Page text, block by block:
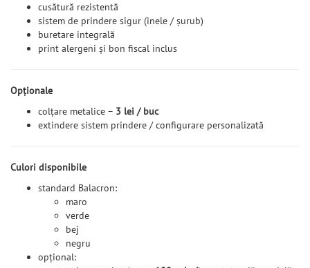
cusătură rezistentă
sistem de prindere sigur (inele / șurub)
buretare integrală
print alergeni și bon fiscal inclus
Opționale
colțare metalice – 3 lei / buc
extindere sistem prindere / configurare personalizată
Culori disponibile
standard Balacron:
maro
verde
bej
negru
opțional: